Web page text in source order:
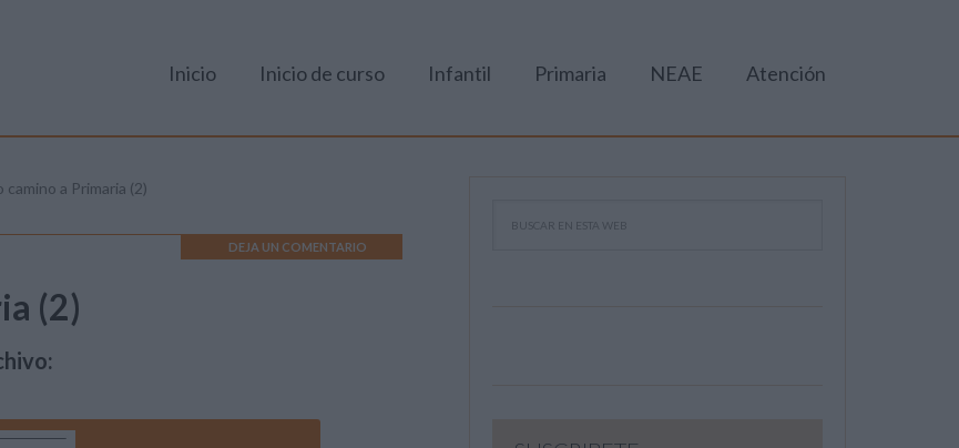
Inicio Inicio de curso Infantil Primaria NEAE Atención
camino a Primaria (2)
DEJA UN COMENTARIO
(2)